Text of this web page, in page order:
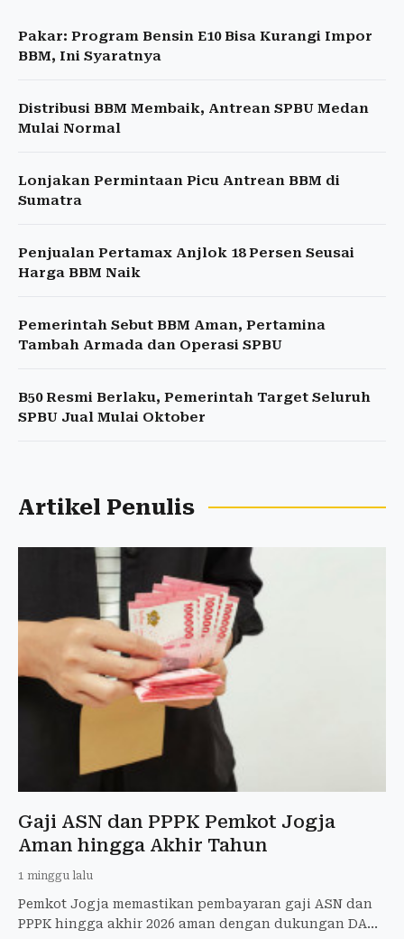
Pakar: Program Bensin E10 Bisa Kurangi Impor
BBM, Ini Syaratnya
Distribusi BBM Membaik, Antrean SPBU Medan
Mulai Normal
Lonjakan Permintaan Picu Antrean BBM di
Sumatra
Penjualan Pertamax Anjlok 18 Persen Seusai
Harga BBM Naik
Pemerintah Sebut BBM Aman, Pertamina
Tambah Armada dan Operasi SPBU
B50 Resmi Berlaku, Pemerintah Target Seluruh
SPBU Jual Mulai Oktober
Artikel Penulis
Gaji ASN dan PPPK Pemkot Jogja
Aman hingga Akhir Tahun
1 minggu lalu
Pemkot Jogja memastikan pembayaran gaji ASN dan
PPPK hingga akhir 2026 aman dengan dukungan DAU